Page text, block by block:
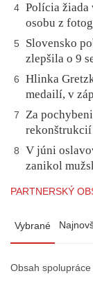
4 Polícia žiada
osobu z
5
Slovensko
zlepšila o 9
6
Hlinka
medailí, v
7
Za
8
V júni
zanikol
PARTNERSKÝ
Vybrané
Obsah